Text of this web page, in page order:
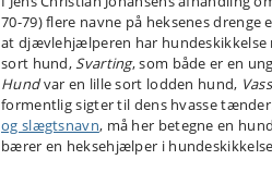
70-79) flere navne på heksenes
at djævlehjælperen har hundeskikkelse
sort hund,Svarting, som både er en
Hundvar en lille sort lodden hund, Vass
formentlig sigter til dens hvasse
og slægtsnavn, må her betegne en
bærer en heksehjælper i